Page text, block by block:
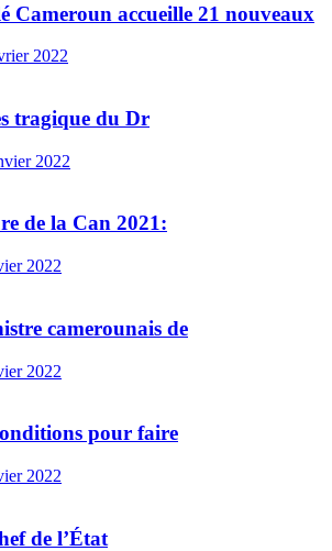
Cameroun accueille 21 nouveaux
2022
tragique du Dr
2022
de la Can 2021:
2022
camerounais de
2022
pour faire
2022
de l’État